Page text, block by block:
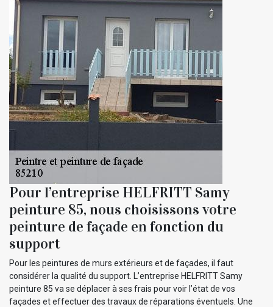
Pour l’entreprise HELFRITT Samy
peinture 85, nous choisissons votre
peinture de façade en fonction du
support
Pour les peintures de murs extérieurs et de façades, il faut
considérer la qualité du support. L’entreprise HELFRITT Samy
peinture 85 va se déplacer à ses frais pour voir l’état de vos
façades et effectuer des travaux de réparations éventuels. Une